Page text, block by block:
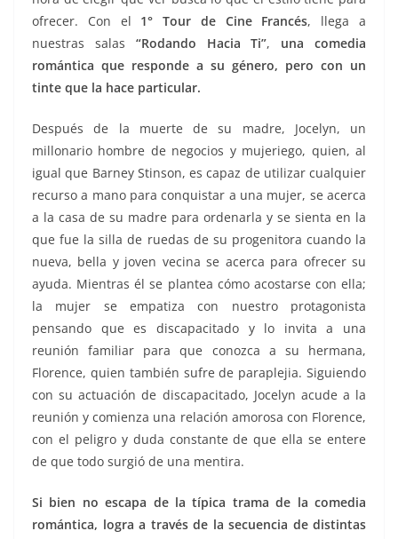
ofrecer. Con el 1° Tour de Cine Francés, llega a
nuestras salas “Rodando Hacia Ti”, una comedia
romántica que responde a su género, pero con un
tinte que la hace particular.
Después de la muerte de su madre, Jocelyn, un
millonario hombre de negocios y mujeriego, quien, al
igual que Barney Stinson, es capaz de utilizar cualquier
recurso a mano para conquistar a una mujer, se acerca
a la casa de su madre para ordenarla y se sienta en la
que fue la silla de ruedas de su progenitora cuando la
nueva, bella y joven vecina se acerca para ofrecer su
ayuda. Mientras él se plantea cómo acostarse con ella;
la mujer se empatiza con nuestro protagonista
pensando que es discapacitado y lo invita a una
reunión familiar para que conozca a su hermana,
Florence, quien también sufre de paraplejia. Siguiendo
con su actuación de discapacitado, Jocelyn acude a la
reunión y comienza una relación amorosa con Florence,
con el peligro y duda constante de que ella se entere
de que todo surgió de una mentira.
Si bien no escapa de la típica trama de la comedia
romántica, logra a través de la secuencia de distintas